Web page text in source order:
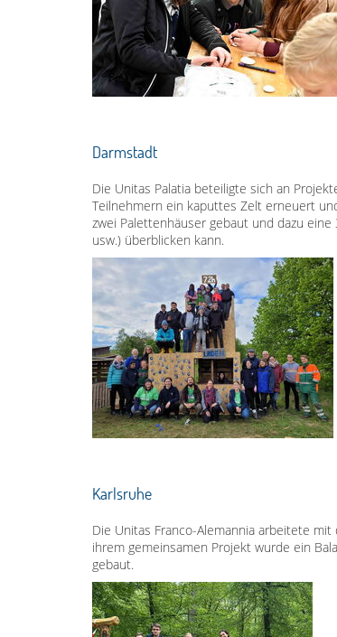
Darmstadt
Die Unitas Palatia beteiligte sich an
Teilnehmern ein kaputtes Zelt erneuert
zwei Palettenhäuser gebaut und dazu
usw.) überblicken kann.
Karlsruhe
Die Unitas Franco-Alemannia arbeitete mit
ihrem gemeinsamen Projekt wurde ein
gebaut.